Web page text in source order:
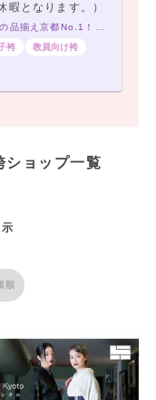
となります。）
<四条烏丸駅・烏丸御池駅から徒歩7分> 着物の品揃え京都No.1！必ずお気に入りが見つかる♡
袴 教員向け袴
ショップ一覧
順